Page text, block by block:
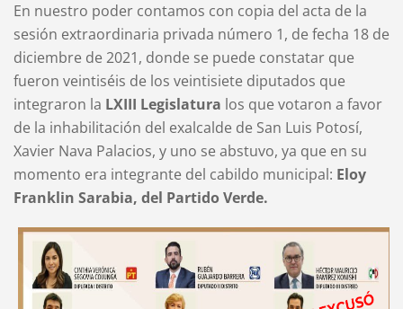
En nuestro poder contamos con copia del acta de la
sesión extraordinaria privada número 1, de fecha 18 de
diciembre de 2021, donde se puede constatar que
fueron veintiséis de los veintisiete diputados que
integraron la LXIII Legislatura los que votaron a favor
de la inhabilitación del exalcalde de San Luis Potosí,
Xavier Nava Palacios, y uno se abstuvo, ya que en su
momento era integrante del cabildo municipal: Eloy
Franklin Sarabia, del Partido Verde.